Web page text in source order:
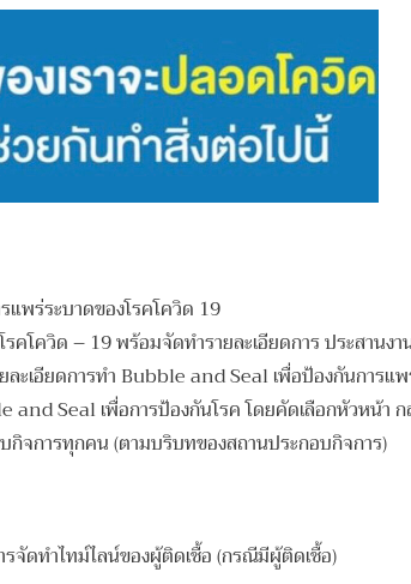
แพร่ระบาดของโรคโควิด 19
รคโควิด – 19 พร้อมจัดทำรายละเอียดการ ประสานงา
ะเอียดการทำ Bubble and Seal เพื่อป้องกันการแ
and Seal เพื่อการป้องกันโรค โดยคัดเลือกหัวหน้า
กิจการทุกคน(ตามบริบทของสถานประกอบกิจการ)
จัดทำไทม์ไลน์ของผู้ติดเชื้อ (กรณีมีผู้ติดเชื้อ)